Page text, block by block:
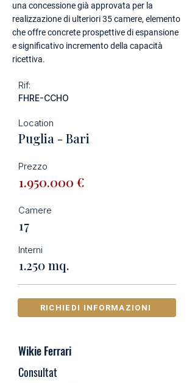
una concessione già approvata per la
realizzazione di ulteriori 35 camere, elemento
che offre concrete prospettive di espansione
e significativo incremento della capacità
ricettiva.
Rif:
FHRE-CCHO
Location
Puglia - Bari
Prezzo
1.950.000 €
Camere
17
Interni
1.250 mq.
RICHIEDI INFORMAZIONI
Wikie Ferrari
Consultat